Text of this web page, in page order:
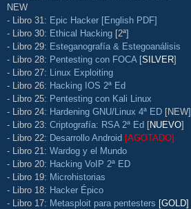
NEW
- Libro 31: Epic Hacker [English PDF]
- Libro 30: Ethical Hacking [2ª]
- Libro 29: Esteganografía & Estegoanálisis
- Libro 28: Pentesting con FOCA [SILVER]
- Libro 27: Linux Exploiting
- Libro 26: Hacking IOS 2ª Ed
- Libro 25: Pentesting con Kali Linux
- Libro 24: Hardening GNU/Linux 4ª ED [NEW]
- Libro 23: Criptografía: RSA 2ª Ed [NUEVO]
- Libro 22: Desarrollo Android [AGOTADO]
- Libro 21: Wardog y el Mundo
- Libro 20: Hacking VoIP 2ª ED
- Libro 19: Microhistorias
- Libro 18: Hacker Épico
- Libro 17: Metasploit para pentesters [GOLD]